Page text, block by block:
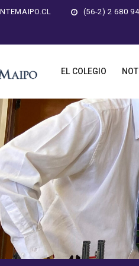
(56-2) 2 680
EL COLEGIO